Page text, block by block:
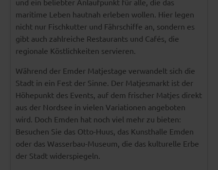
und ein beliebter Anlaufpunkt für alle, die das
maritime Leben hautnah erleben wollen. Hier legen
nicht nur Fischkutter und Fährschiffe an, sondern es
gibt auch zahlreiche Restaurants und Cafés, die
regionale Köstlichkeiten servieren.
Während der Emder Matjestage verwandelt sich die
Stadt in ein Fest der Sinne. Der Matjesmarkt ist der
Höhepunkt des Events, auf dem frischer Matjes direkt
aus der Nordsee in vielen Variationen angeboten
wird. Doch Emden hat noch viel mehr zu bieten:
Besuchen Sie das Otto-Huus, das Kunsthalle Emden
oder das Wasserbau-Museum, die das kulturelle Erbe
der Stadt widerspiegeln.